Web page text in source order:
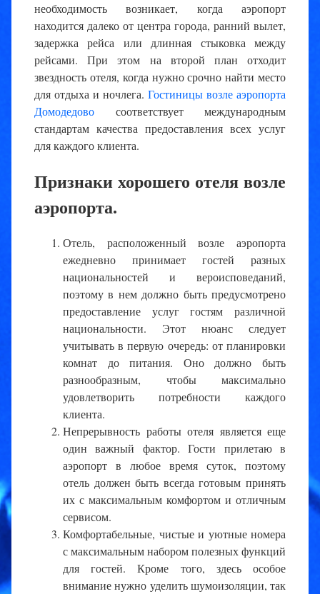
необходимость возникает, когда аэропорт
находится далеко от центра города, ранний вылет,
задержка рейса или длинная стыковка между
рейсами. При этом на второй план отходит
звездность отеля, когда нужно срочно найти место
для отдыха и ночлега. Гостиницы возле аэропорта
Домодедово соответствует международным
стандартам качества предоставления всех услуг
для каждого клиента.
Признаки хорошего отеля возле
аэропорта.
Отель, расположенный возле аэропорта
ежедневно принимает гостей разных
национальностей и вероисповеданий,
поэтому в нем должно быть предусмотрено
предоставление услуг гостям различной
национальности. Этот нюанс следует
учитывать в первую очередь: от планировки
комнат до питания. Оно должно быть
разнообразным, чтобы максимально
удовлетворить потребности каждого
клиента.
Непрерывность работы отеля является еще
один важный фактор. Гости прилетаю в
аэропорт в любое время суток, поэтому
отель должен быть всегда готовым принять
их с максимальным комфортом и отличным
сервисом.
Комфортабельные, чистые и уютные номера
с максимальным набором полезных функций
для гостей. Кроме того, здесь особое
внимание нужно уделить шумоизоляции, так